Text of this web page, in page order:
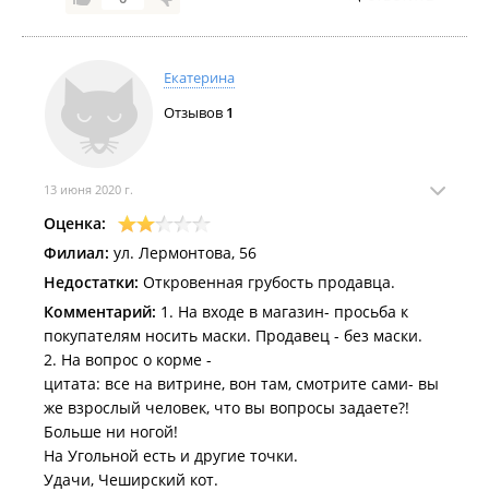
Екатерина
Отзывов 1
13 июня 2020 г.
Оценка:
Филиал: ул. Лермонтова, 56
Недостатки: Откровенная грубость продавца.
Комментарий: 1. На входе в магазин- просьба к
покупателям носить маски. Продавец - без маски.
2. На вопрос о корме -
цитата: все на витрине, вон там, смотрите сами- вы
же взрослый человек, что вы вопросы задаете?!
Больше ни ногой!
На Угольной есть и другие точки.
Удачи, Чеширский кот.